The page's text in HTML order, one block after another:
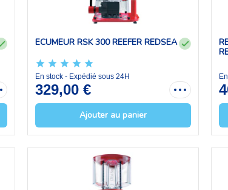
ECUMEUR RSK 300 REEFER REDSEA
En stock - Expédié sous 24H
329,00 €
Ajouter au panier